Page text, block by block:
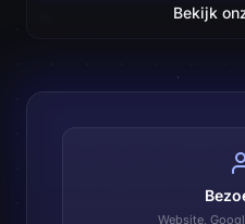
Bekijk
Website,